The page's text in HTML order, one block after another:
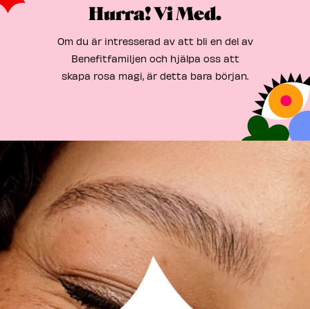
Hurra! Vi Med.
Om du är intresserad av att bli en del av
Benefitfamiljen och hjälpa oss att
skapa rosa magi, är detta bara början.